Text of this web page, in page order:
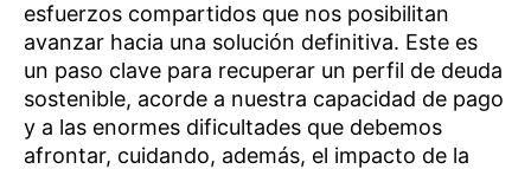
esfuerzos compartidos que nos posibilitan
avanzar hacia una solución definitiva. Este es
un paso clave para recuperar un perfil de deuda
sostenible, acorde a nuestra capacidad de pago
y a las enormes dificultades que debemos
afrontar, cuidando, además, el impacto de la